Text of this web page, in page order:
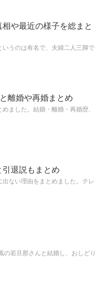
や最近の様子を総まと
うのは有名で、夫婦二人三脚で
離婚や再婚まとめ
ました。結婚・離婚・再婚歴、
退説もまとめ
ない理由をまとめました。テレ
若旦那さんと結婚し、おしどり